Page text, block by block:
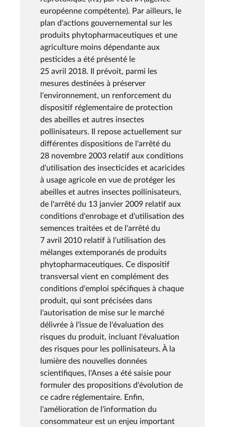
européenne compétente). Par ailleurs, le
plan d'actions gouvernemental sur les
produits phytopharmaceutiques et une
agriculture moins dépendante aux
pesticides a été présenté le
25 avril 2018. Il prévoit, parmi les
mesures destinées à préserver
l'environnement, un renforcement du
dispositif réglementaire de protection
des abeilles et autres insectes
pollinisateurs. Il repose actuellement sur
différentes dispositions de l'arrêté du
28 novembre 2003 relatif aux conditions
d'utilisation des insecticides et acaricides
à usage agricole en vue de protéger les
abeilles et autres insectes pollinisateurs,
de l'arrêté du 13 janvier 2009 relatif aux
conditions d'enrobage et d'utilisation des
semences traitées et de l'arrêté du
7 avril 2010 relatif à l'utilisation des
mélanges extemporanés de produits
phytopharmaceutiques. Ce dispositif
transversal vient en complément des
conditions d'emploi spécifiques à chaque
produit, qui sont précisées dans
l'autorisation de mise sur le marché
délivrée à l'issue de l'évaluation des
risques du produit, incluant l'évaluation
des risques pour les pollinisateurs. À la
lumière des nouvelles données
scientifiques, l'Anses a été saisie pour
formuler des propositions d'évolution de
ce cadre réglementaire. Enfin,
l'amélioration de l'information du
consommateur est un enjeu important